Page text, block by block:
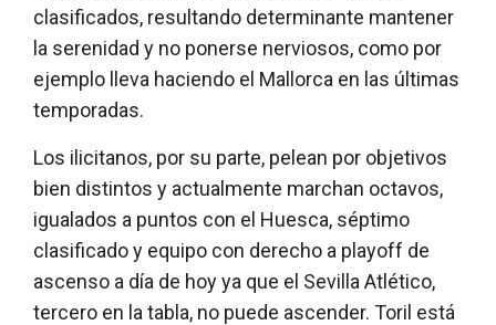
clasificados, resultando determinante mantener
la serenidad y no ponerse nerviosos, como por
ejemplo lleva haciendo el Mallorca en las últimas
temporadas.
Los ilicitanos, por su parte, pelean por objetivos
bien distintos y actualmente marchan octavos,
igualados a puntos con el Huesca, séptimo
clasificado y equipo con derecho a playoff de
ascenso a día de hoy ya que el Sevilla Atlético,
tercero en la tabla, no puede ascender. Toril está